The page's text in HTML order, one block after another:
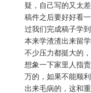
疑，自己写的又太
稿件之后要好好看
过我们完成稿子学
本来学渣渣出来留
不少压力都挺大的
想象一下家里人指
万的，如果不能顺
出来毛病的，这和